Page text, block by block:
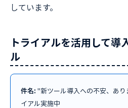
しています。
トライアルを活用して導
ル
件名: "新ツール導入への不安、あ
イアル実施中